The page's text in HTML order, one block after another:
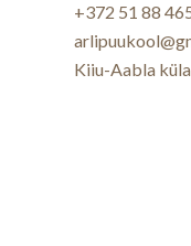
+372 51 88
Kiiu-Aabla